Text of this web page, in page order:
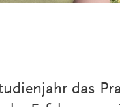
das